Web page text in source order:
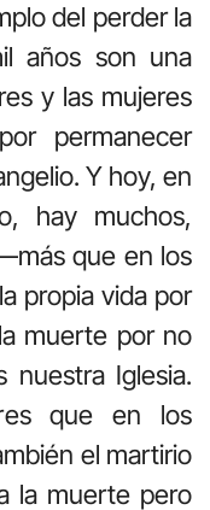
del perder la
años son una
y las mujeres
permanecer
Y hoy, en
hay muchos,
que en los
propia vida por
muerte por no
nuestra Iglesia.
que en los
el martirio
la muerte pero